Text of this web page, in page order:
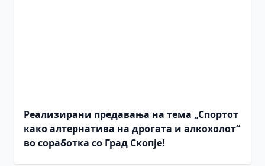
Реализирани предавања на тема „Спортот
како алтернатива на дрогата и алкохолот“
во соработка со Град Скопје!